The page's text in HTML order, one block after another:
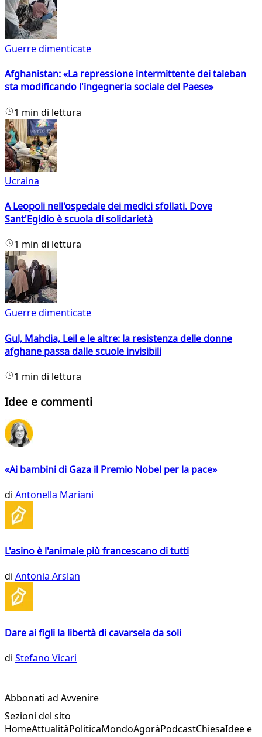
Guerre dimenticate
Afghanistan: «La repressione intermittente dei taleban
sta modificando l'ingegneria sociale del Paese»
1 min di lettura
Ucraina
A Leopoli nell'ospedale dei medici sfollati. Dove
Sant'Egidio è scuola di solidarietà
1 min di lettura
Guerre dimenticate
Gul, Mahdia, Leil e le altre: la resistenza delle donne
afghane passa dalle scuole invisibili
1 min di lettura
Idee e commenti
«Ai bambini di Gaza il Premio Nobel per la pace»
di Antonella Mariani
L'asino è l'animale più francescano di tutti
di Antonia Arslan
Dare ai figli la libertà di cavarsela da soli
di Stefano Vicari
Abbonati ad Avvenire
Sezioni del sito
HomeAttualitàPoliticaMondoAgoràPodcastChiesaIdee e